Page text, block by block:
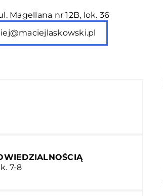
Magellana nr 12B, lok. 36
7-8